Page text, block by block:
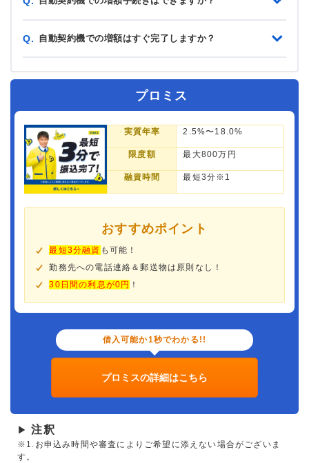
Q. 自動契約機での増額はすぐ完了しますか？
プロミス
実質年率 2.5%〜18.0%
限度額 最大800万円
融資時間 最短3分※1
おすすめポイント
最短3分融資 も可能！
勤務先への電話連絡＆郵送物は原則なし！
30日間の利息が0円 ！
借入可能か1秒でわかる!!
プロミスの詳細はこちら
▶ 注釈
※1.お申込み時間や審査によりご希望に添えない場合がございま
す。